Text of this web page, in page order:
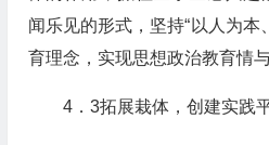
闻乐见的形式，坚持“以人为本
育理念，实现思想政治教育情
4．3拓展栽体，创建实践